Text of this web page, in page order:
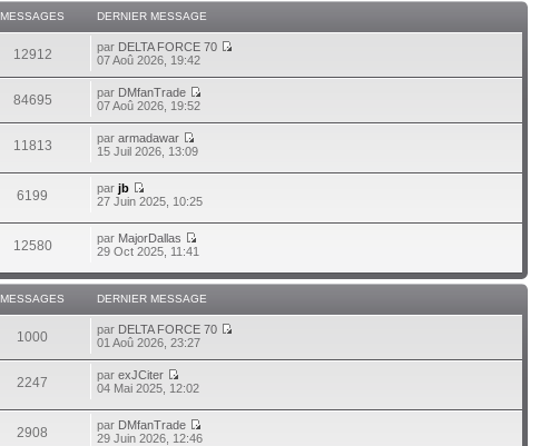
MESSAGES DERNIER MESSAGE
12912 par DELTA FORCE 70
07 Aoû 2026, 19:42
84695 par DMfanTrade
07 Aoû 2026, 19:52
11813 pararmadawar
15 Juil 2026, 13:09
6199 parjb
27 Juin 2025, 10:25
12580 par MajorDallas
29 Oct 2025, 11:41
MESSAGES DERNIER MESSAGE
1000 par DELTA FORCE 70
01 Aoû 2026, 23:27
2247 parexJCiter
04 Mai 2025, 12:02
2908 par DMfanTrade
29 Juin 2026, 12:46